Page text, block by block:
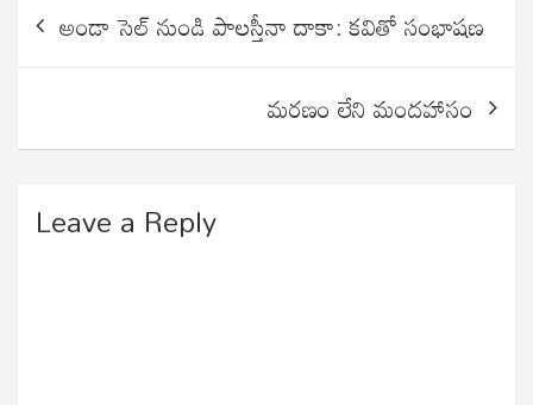
navigation
అండా సెల్ నుండి పాలస్తీనా దాకా: కవితో సంభాషణ
మరణం లేని మందహాసం
Leave a Reply